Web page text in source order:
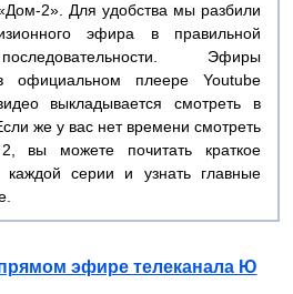
2». Для удобства мы разбили
эфира в правильной
Эфиры
официальном плеере Youtube
выкладывается смотреть в
же у вас нет времени смотреть
вы можете почитать краткое
каждой серии и узнать главные
эфире телеканала Ю